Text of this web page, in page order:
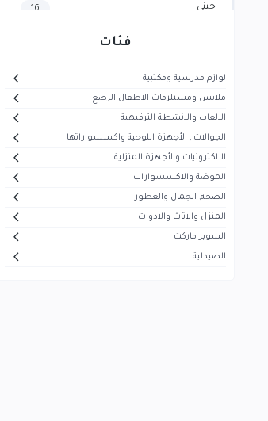
جيني 16
هاير
ميديا
ماجستي
تيفال
سوني
فئات
لوازم مدرسية ومكتبية
ملابس ومستلزمات الاطفال الرضع
الالعاب والانشطة الترفيهية
الجوالات , الأجهزة اللوحية واكسسواراتها
الالكترونيات والأجهزة المنزلية
الموضة والاكسسوارات
الصحة, الجمال والعطور
المنزل والاثاث والادوات
السوبر ماركت
الصيدلية